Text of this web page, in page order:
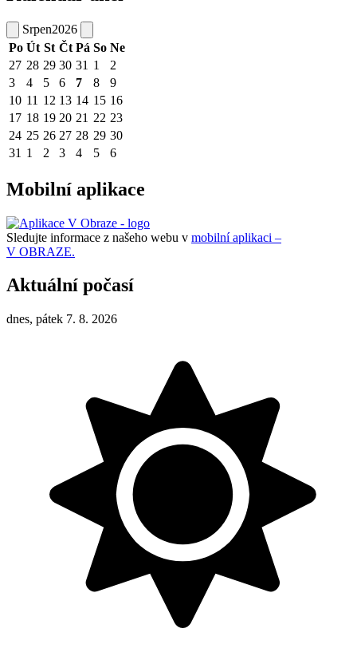
Srpen2026
Po Út St Čt Pá So Ne
27 28 29 30 31 1
2
3
4 5 6 7 8
9
10 11 12 13 14 15 16
17 18 19 20 21 22 23
24 25 26 27 28 29 30
31 1 2 3 4 5 6
Mobilní aplikace
Sledujte informace z našeho webu v mobilní aplikaci –
V OBRAZE.
Aktuální počasí
dnes, pátek 7. 8. 2026